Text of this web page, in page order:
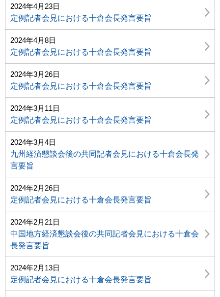
2024年4月23日
定例記者会見における十倉会長発言要旨
2024年4月8日
定例記者会見における十倉会長発言要旨
2024年3月26日
定例記者会見における十倉会長発言要旨
2024年3月11日
定例記者会見における十倉会長発言要旨
2024年3月4日
九州経済懇談会後の共同記者会見における十倉会長発
言要旨
2024年2月26日
定例記者会見における十倉会長発言要旨
2024年2月21日
中国地方経済懇談会後の共同記者会見における十倉会
長発言要旨
2024年2月13日
定例記者会見における十倉会長発言要旨